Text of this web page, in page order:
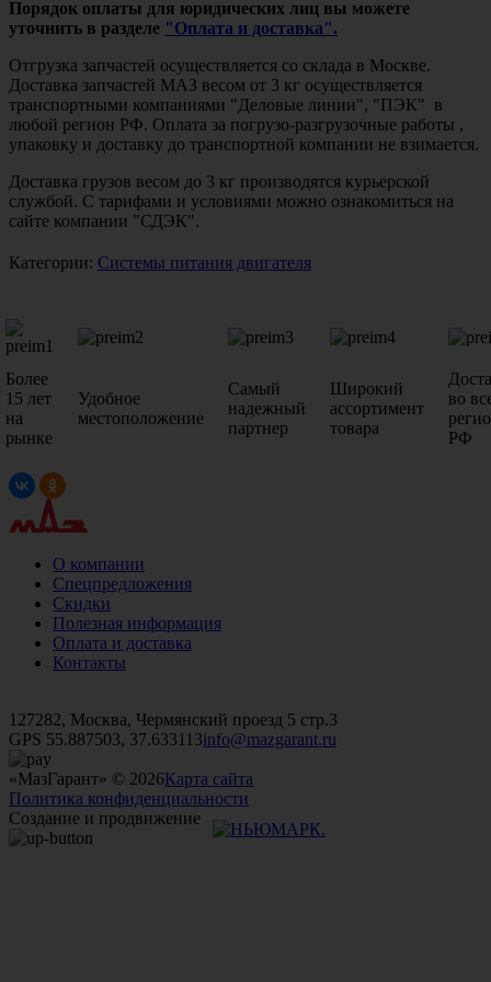
Порядок оплаты для юридических лиц вы можете
уточнить в разделе "Оплата и доставка".
Отгрузка запчастей осуществляется со склада в Москве.
Доставка запчастей МАЗ весом от 3 кг осуществляется
транспортными компаниями "Деловые линии", "ПЭК" в
любой регион РФ. Оплата за погрузо-разгрузочные работы ,
упаковку и доставку до транспортной компании не взимается.
Доставка грузов весом до 3 кг производятся курьерской
службой. С тарифами и условиями можно ознакомиться на
сайте компании "СДЭК".
Категории: Системы питания двигателя
Более
15 лет
на
рынке
Удобное
местоположение
Самый
надежный
партнер
Широкий
ассортимент
товара
во
РФ
О компании
Спецпредложения
Скидки
Полезная информация
Оплата и доставка
Контакты
127282, Москва, Чермянский проезд 5 стр.3
GPS 55.887503, 37.633113info@mazgarant.ru
«МазГарант» © 2026Карта сайта
Политика конфиденциальности
Создание и продвижение